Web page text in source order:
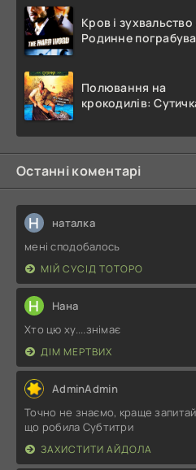
Кров і зухвальство
Родинне
Полювання на
крокодилів:
Останні коментарі
Н наталка
мені сподобалось
МІЙ СУСІД ТОТОРО
Н Нана
Хто цю ху....знімає
ДІМ МЕРТВИХ
AdminAdmin
Точно не знаємо, краще
що робила Субтитри
ЗАХИСТИТИ АЙДОЛА